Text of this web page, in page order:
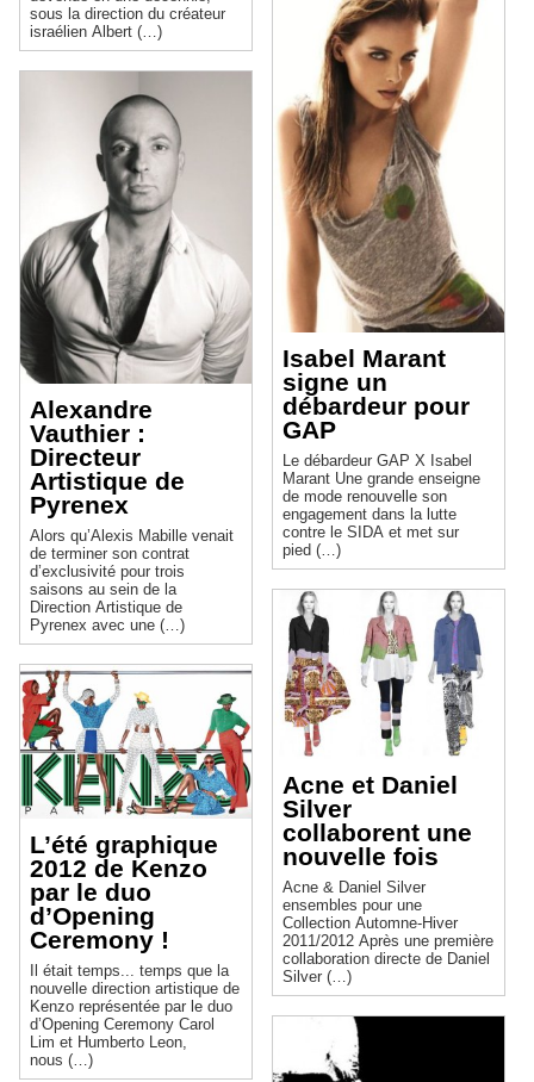
sous la direction du créateur
israélien Albert (…)
Alexandre
Vauthier :
Directeur
Artistique de
Pyrenex
Alors qu’Alexis Mabille venait
de terminer son contrat
d’exclusivité pour trois
saisons au sein de la
Direction Artistique de
Pyrenex avec une (…)
L’été graphique
2012 de Kenzo
par le duo
d’Opening
Ceremony !
Il était temps... temps que la
nouvelle direction artistique de
Kenzo représentée par le duo
d’Opening Ceremony Carol
Lim et Humberto Leon,
nous (…)
Isabel Marant
signe un
débardeur pour
GAP
Le débardeur GAP X Isabel
Marant Une grande enseigne
de mode renouvelle son
engagement dans la lutte
contre le SIDA et met sur
pied (…)
Acne et Daniel
Silver
collaborent une
nouvelle fois
Acne & Daniel Silver
ensembles pour une
Collection Automne-Hiver
2011/2012 Après une première
collaboration directe de Daniel
Silver (…)